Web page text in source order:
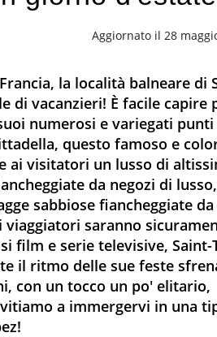
Aggiornato il 28
la località balneare di
di vacanzieri! È facile capire
numerosi e variegati
questo famoso e
ai visitatori un lusso di
da negozi di
sabbiose fiancheggiate da
saranno
film e serie televisive, Saint-
il ritmo delle sue feste
con un tocco un po' elitario,
a immergervi in una